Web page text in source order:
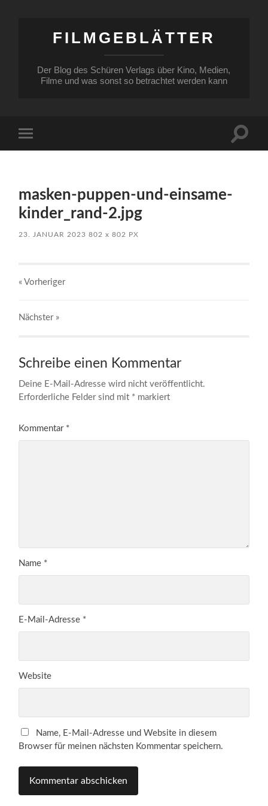
FILMGEBLÄTTER
Der Blog des Schüren Verlags über Kino, Medien,
Filme und was sonst so betrachtet werden kann
Menü
masken-puppen-und-einsame-
kinder_rand-2.jpg
23. JANUAR 2023 802x 802 PX
« Vorheriger
Nächster »
Schreibe einen Kommentar
Deine E-Mail-Adresse wird nicht veröffentlicht.
Erforderliche Felder sind mit * markiert
Kommentar *
Name *
E-Mail-Adresse *
Website
Name, E-Mail-Adresse und Website in diesem
Browser für meinen nächsten Kommentar speichern.